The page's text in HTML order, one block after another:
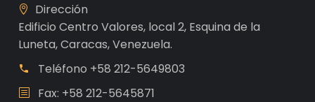
Dirección
Edificio Centro Valores, local 2, Esquina de la
Luneta, Caracas, Venezuela.
Teléfono +58 212-5649803
Fax: +58 212-5645871